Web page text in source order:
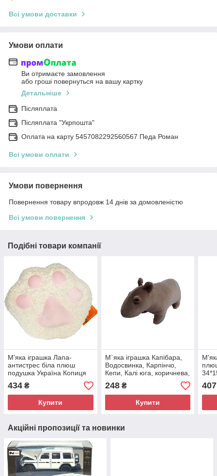
Всі умови доставки
Умови оплати
Ви отримаєте замовлення
або гроші повернуться на вашу картку
Детальніше
Післяплата
Післяплата "Укрпошта"
Оплата на карту 5457082292560567 Педа Роман
Всі умови оплати
Умови повернення
Повернення товару впродовж 14 днів за домовленістю
Всі умови повернення
Подібні товари компанії
М'яка іграшка Лапа-
антистрес біла плюш
подушка Україна Копиця
33*9*35см (00066-60)
434 ₴
Купити
М`яка іграшка Капібара,
Водосвинка, Карпінчо,
Кепи, Калі юга, коричнева,
плюш, Копиця, Україна, 28
см. (00173-6)
248₴
Купити
407
Акційні пропозиції та новинки